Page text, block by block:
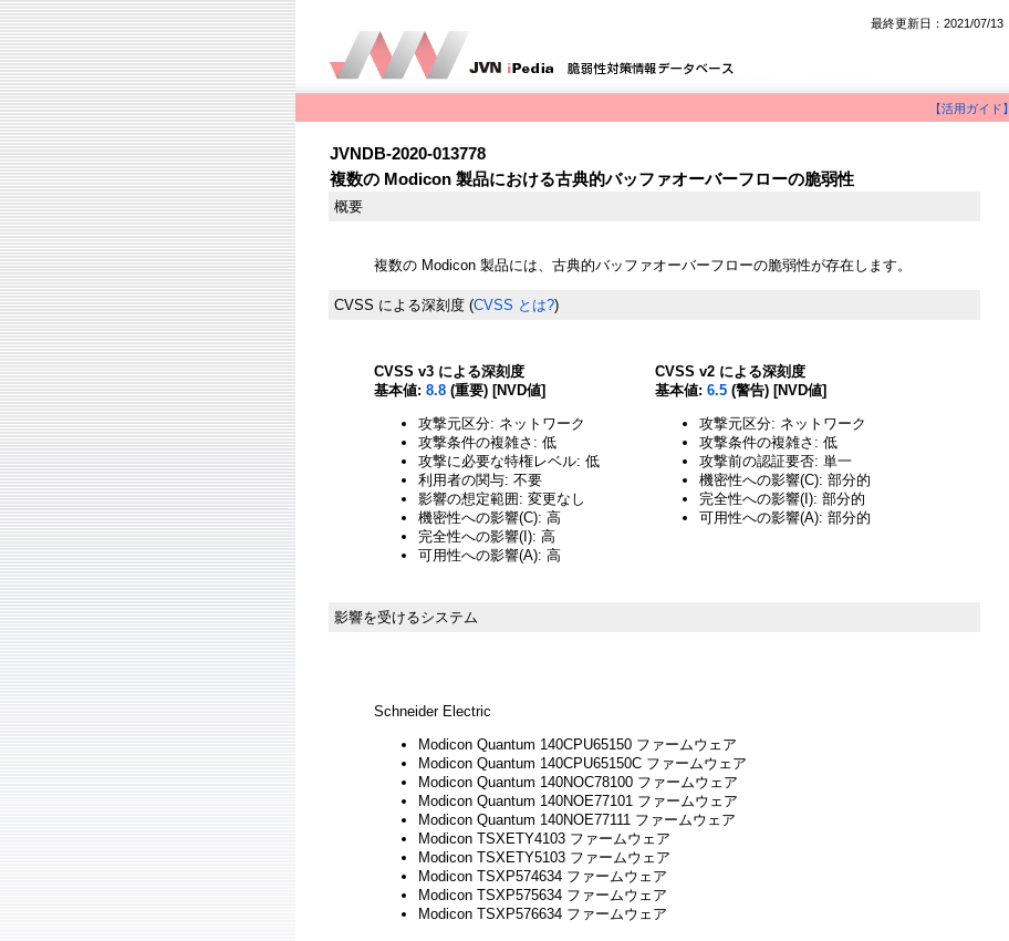
最終更新日：2021/07/13
【活用ガイド】
JVNDB-2020-013778
複数の Modicon 製品における古典的バッファオーバーフローの脆弱性
概要
複数の Modicon 製品には、古典的バッファオーバーフローの脆弱性が存在します。
CVSS による深刻度 (CVSS とは?)
CVSS v3 による深刻度
基本値: 8.8 (重要) [NVD値]
攻撃元区分: ネットワーク
攻撃条件の複雑さ: 低
攻撃に必要な特権レベル: 低
利用者の関与: 不要
影響の想定範囲: 変更なし
機密性への影響(C): 高
完全性への影響(I): 高
可用性への影響(A): 高
CVSS v2 による深刻度
基本値: 6.5(警告) [NVD値]
攻撃元区分: ネットワーク
攻撃条件の複雑さ: 低
攻撃前の認証要否: 単一
機密性への影響(C): 部分的
完全性への影響(I): 部分的
可用性への影響(A): 部分的
影響を受けるシステム
Schneider Electric
Modicon Quantum 140CPU65150 ファームウェア
Modicon Quantum 140CPU65150C ファームウェア
Modicon Quantum 140NOC78100 ファームウェア
Modicon Quantum 140NOE77101 ファームウェア
Modicon Quantum 140NOE77111 ファームウェア
Modicon TSXETY4103 ファームウェア
Modicon TSXETY5103 ファームウェア
Modicon TSXP574634 ファームウェア
Modicon TSXP575634 ファームウェア
Modicon TSXP576634 ファームウェア